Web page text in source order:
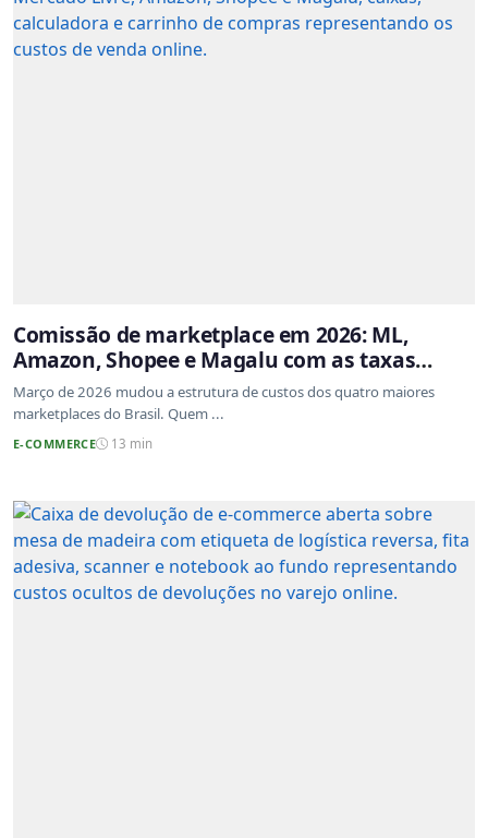
Comissão de marketplace em 2026: ML,
Amazon, Shopee e Magalu com as taxas
atualizadas
Março de 2026 mudou a estrutura de custos dos quatro maiores
marketplaces do Brasil. Quem ...
E-COMMERCE 13 min